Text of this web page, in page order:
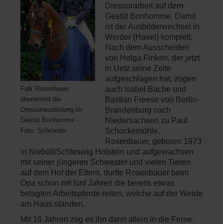
Falk Rosenbauer
übernimmt die
Dressurausbildung im
Gestüt Bonhomme -
Foto: Schroeder
Dressurarbeit auf dem
Gestüt Bonhomme. Damit
ist der Ausbilderwechsel in
Werder (Havel) komplett.
Nach dem Ausscheiden
von Holga Finken, der jetzt
in Uetz seine Zelte
aufgeschlagen hat, zogen
auch Isabel Bache und
Bastian Freese von Berlin-
Brandenburg nach
Niedersachsen zu Paul
Schockemöhle.
Rosenbauer, geboren 1973
in Niebüll/Schleswig Holstein und aufgewachsen
mit seiner jüngeren Schwester und vielen Tieren
auf dem Hof der Eltern, durfte Rosenbauer beim
Opa schon mit fünf Jahren die bereits etwas
betagten Arbeitspferde reiten, welche auf der Weide
am Haus standen.
Mit 16 Jahren zog es ihn dann allein in die Ferne.